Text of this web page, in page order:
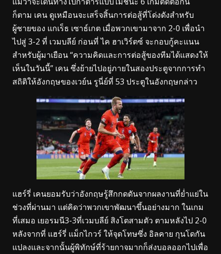
ก็ตาม เคน ดูเหมือนจะเสร็จสิ้นการต่อสู้ที่โด่งดังสำหรับ
ผู้ชายของ แกเร็ธ เซาธ์เกต เมื่อพวกเขามาจาก 2-0 เพื่อนำ
ไปสู่ ​​3-2 ที่ เวมบลีย์ ก่อนที่ ไค ฮาเวิร์ตซ์ จะกอบกู้คะแนน
สำหรับผู้มาเยือน “ความคิดและการต่อสู้ของทีมได้แสดงให้
เห็นในวันนี้” เคน ซึ่งย้ายไปอยู่ภายในสองประตูจากการทำ
สถิติให้อังกฤษของเวย์น รูนี่ย์ที่ 53 ประตูในอังกฤษกล่าว
แฮร์รี่ เคนยอมรับว่าอังกฤษรู้สึกกดดันจากผลงานที่ย่ำแย่ใน
ช่วงที่ผ่านมา แต่คิดว่าพวกเขาพัฒนาขึ้นอย่างมาก ในเกม
ที่เสมอ เยอรมนี3-3ที่เวมบลีย์ สิงโตสามตัว ตามหลังไป 2-0
หลังจากที่ แฮร์รี่ แม็กไกวร์ ให้จุดโทษซึ่ง อิลคาย กุนโดกัน
แปลงและจากนั้นผู้พิทักษ์ที่ร้ายกาจมากก็ส่งบอลออกไปเพื่อ